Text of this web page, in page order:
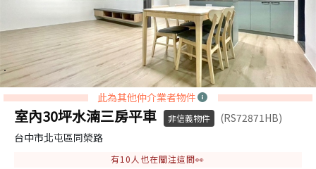
此為其他仲介業者物件
室內30坪水湳三房平車 非信義物件
(RS72871HB)
台中市北屯區同榮路
有10 人也在關注這間👀